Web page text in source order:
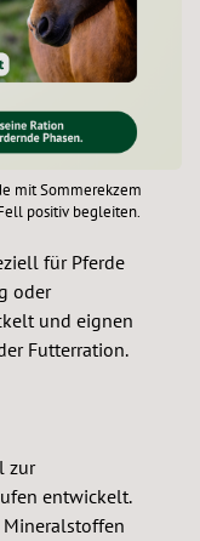
mit Sommerekzem
positiv begleiten.
für Pferde
oder
und eignen
Futterration.
zur
entwickelt.